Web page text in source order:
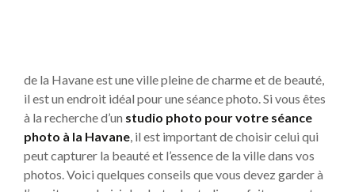
de la Havane est une ville pleine de charme et de beauté,
il est un endroit idéal pour une séance photo. Si vous êtes
à la recherche d’un studio photo pour votre séance
photo à la Havane, il est important de choisir celui qui
peut capturer la beauté et l’essence de la ville dans vos
photos. Voici quelques conseils que vous devez garder à